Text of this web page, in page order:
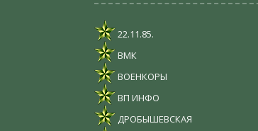
22.11.85.
ВМК
ВОЕНКОРЫ
ВП ИНФО
ДРОБЫШЕВСКАЯ